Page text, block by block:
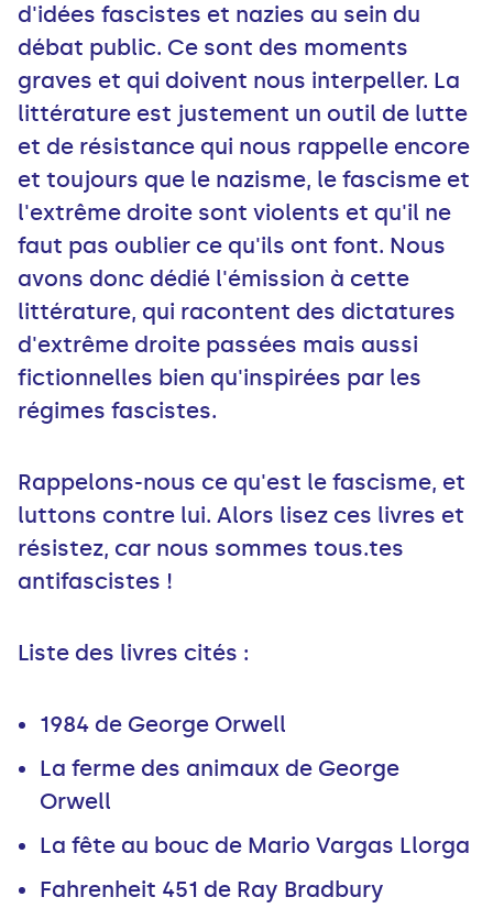
d'idées fascistes et nazies au sein du
débat public. Ce sont des moments
graves et qui doivent nous interpeller. La
littérature est justement un outil de lutte
et de résistance qui nous rappelle encore
et toujours que le nazisme, le fascisme et
l'extrême droite sont violents et qu'il ne
faut pas oublier ce qu'ils ont font. Nous
avons donc dédié l'émission à cette
littérature, qui racontent des dictatures
d'extrême droite passées mais aussi
fictionnelles bien qu'inspirées par les
régimes fascistes.
Rappelons-nous ce qu'est le fascisme, et
luttons contre lui. Alors lisez ces livres et
résistez, car nous sommes tous.tes
antifascistes !
Liste des livres cités :
1984 de George Orwell
La ferme des animaux de George
Orwell
La fête au bouc de Mario Vargas Llorga
Fahrenheit 451 de Ray Bradbury